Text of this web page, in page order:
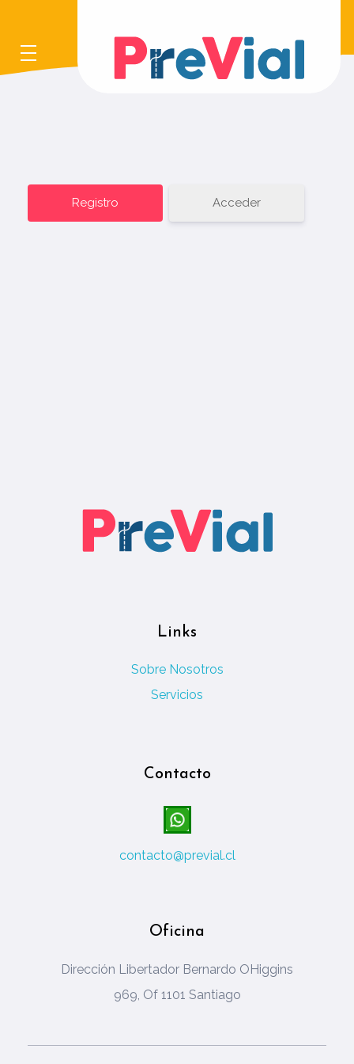
Acceder
Links
Sobre Nosotros
Servicios
Contacto
contacto@previal.cl
Oficina
Dirección Libertador Bernardo OHiggins
969, Of 1101 Santiago